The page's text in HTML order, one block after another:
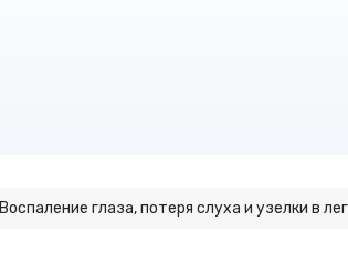
Воспаление глаза, потеря слуха и узелки в